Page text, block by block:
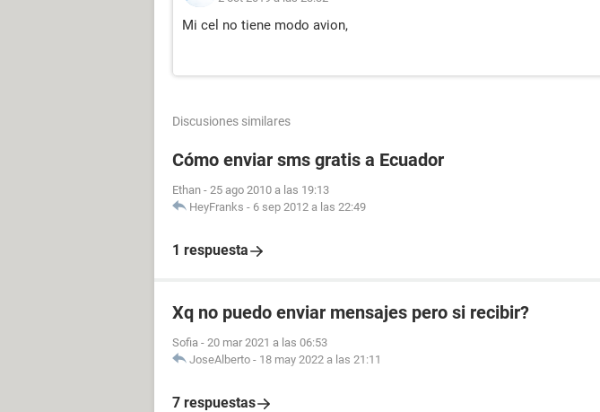
Mi cel no tiene modo avion,
Discusiones similares
Cómo enviar sms gratis a Ecuador
Ethan - 25 ago 2010 a las 19:13
HeyFranks - 6 sep 2012 a las 22:49
1 respuesta
Xq no puedo enviar mensajes pero si recibir?
Sofia - 20 mar 2021 a las 06:53
JoseAlberto - 18 may 2022 a las 21:11
7 respuestas